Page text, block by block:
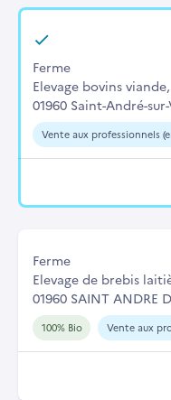
Ferme
Elevage bovins
01960 Saint-André-
Vente aux professionnels
Ferme
Elevage de brebis
01960 SAINT ANDRE
100% Bio Vente aux